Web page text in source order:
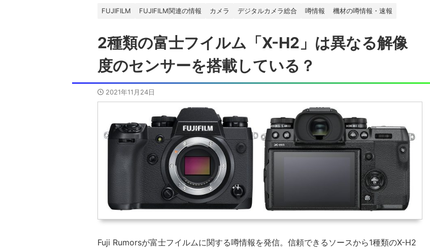
FUJIFILM FUJIFILM関連の情報 カメラ デジタルカメラ総合 噂情報 機材の噂情報・速報
2種類の富士フイルム「X-H2」は異なる解像
度のセンサーを搭載している？
2021年11月24日
Fuji Rumorsが富士フイルムに関する噂情報を発信。信頼できるソースから1種類のX-H2